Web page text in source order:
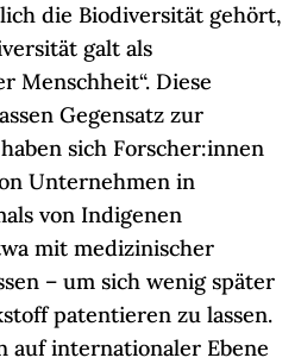
die Biodiversität gehört,
galt als
Menschheit“. Diese
Gegensatz zur
sich Forscher:innen
Unternehmen in
von Indigenen
mit medizinischer
– um sich wenig später
patentieren zu lassen.
auf internationaler Ebene